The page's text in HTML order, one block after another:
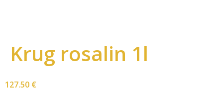
Krug rosalin 1l
127.50 €